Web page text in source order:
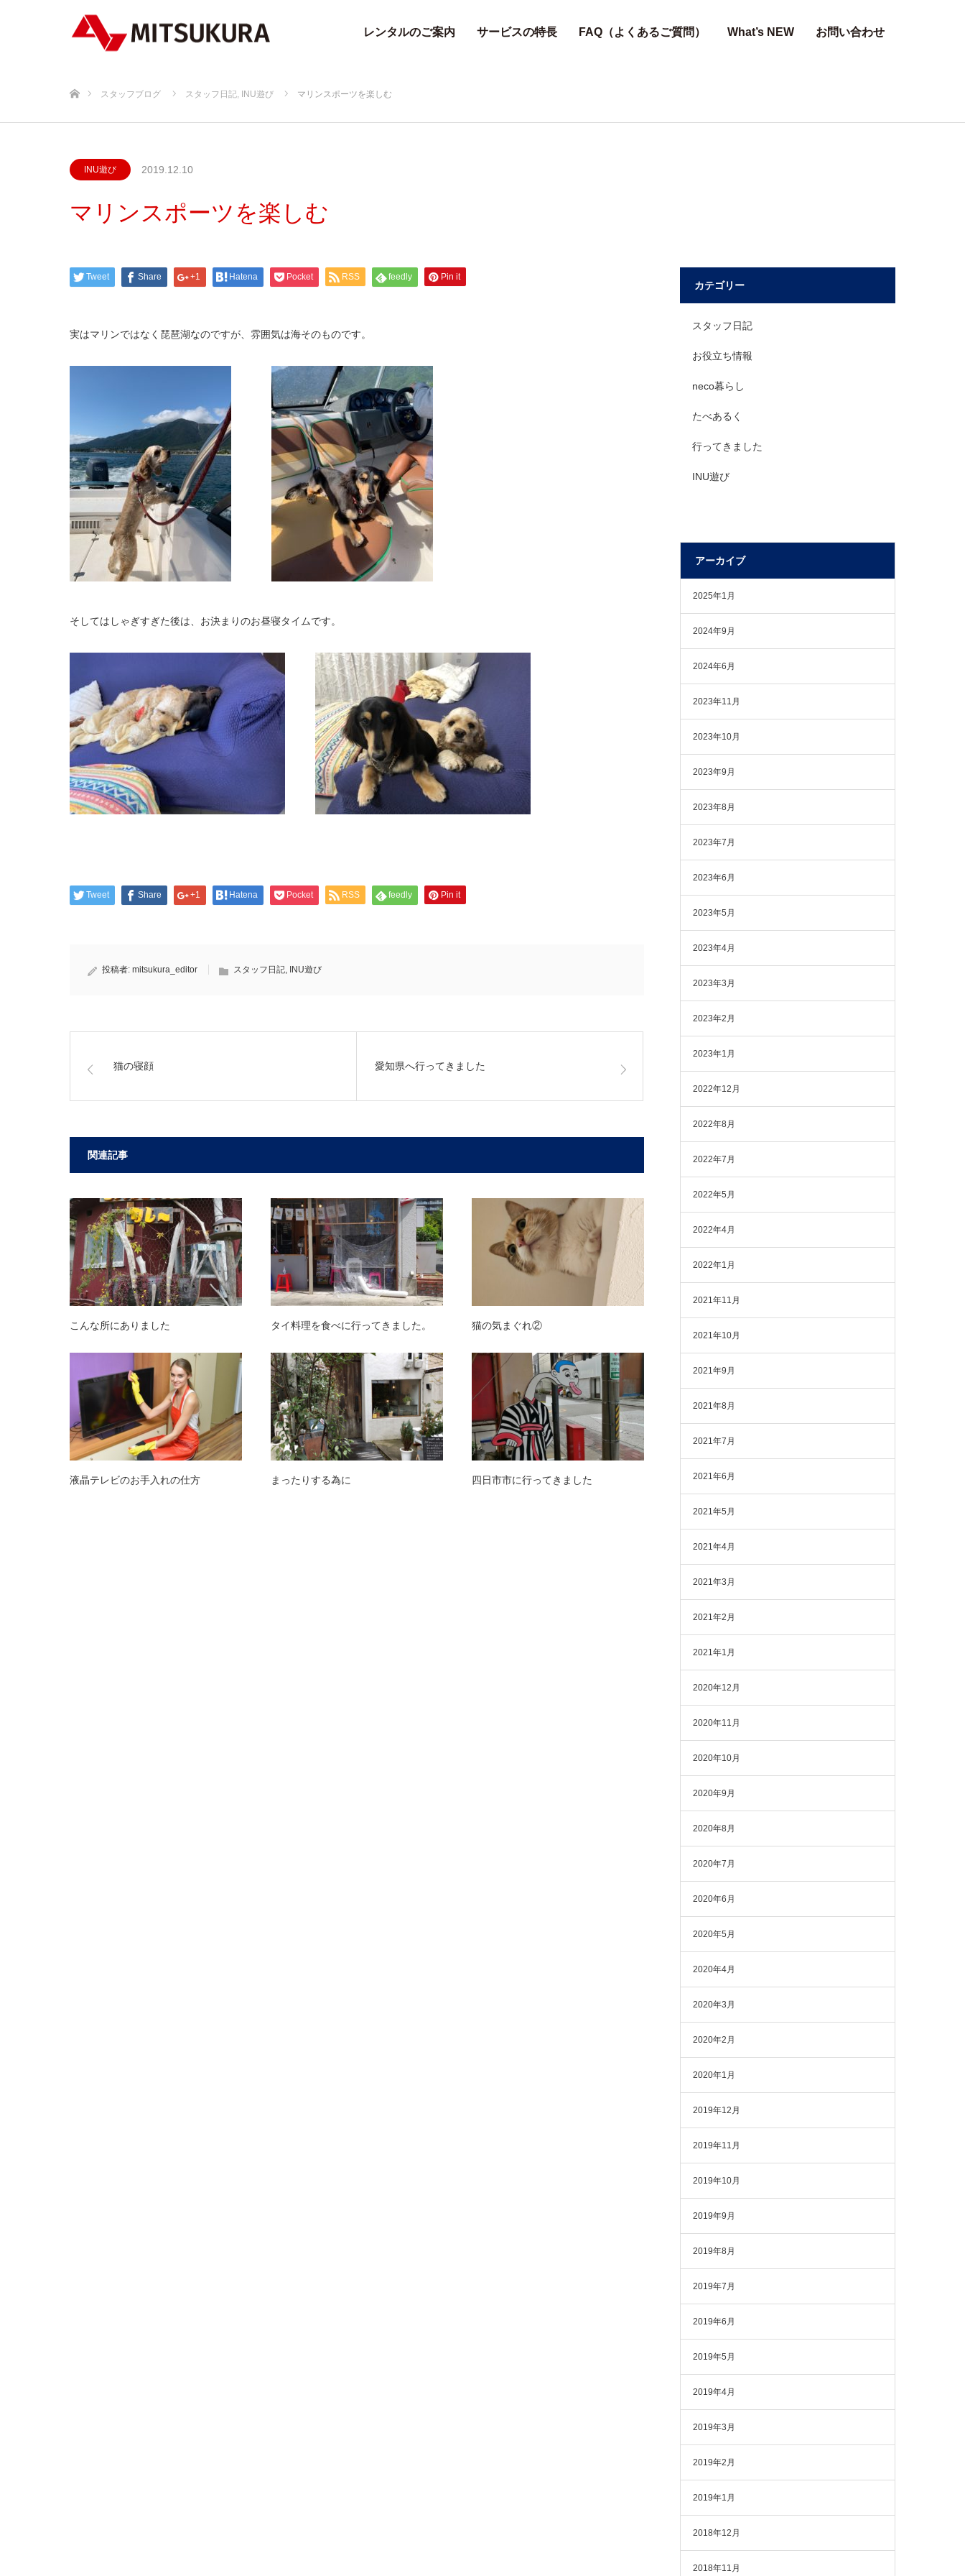
レンタルのご案内 サービスの特長 FAQ（よくあるご質問） What’s NEW お問い合わせ
スタッフブログ スタッフ日記, INU遊び マリンスポーツを楽しむ
INU遊び 2019.12.10
マリンスポーツを楽しむ
Tweet Share +1 Hatena Pocket RSS feedly Pin it
実はマリンではなく琵琶湖なのですが、雰囲気は海そのものです。
そしてはしゃぎすぎた後は、お決まりのお昼寝タイムです。
Tweet Share +1 Hatena Pocket RSS feedly Pin it
投稿者: mitsukura_editor スタッフ日記, INU遊び
猫の寝顔 愛知県へ行ってきました
関連記事
こんな所にありました タイ料理を食べに行ってきました。 猫の気まぐれ②
液晶テレビのお手入れの仕方 まったりする為に 四日市市に行ってきました
カテゴリー
スタッフ日記
お役立ち情報
neco暮らし
たべあるく
行ってきました
INU遊び
アーカイブ
2025年1月
2024年9月
2024年6月
2023年11月
2023年10月
2023年9月
2023年8月
2023年7月
2023年6月
2023年5月
2023年4月
2023年3月
2023年2月
2023年1月
2022年12月
2022年8月
2022年7月
2022年5月
2022年4月
2022年1月
2021年11月
2021年10月
2021年9月
2021年8月
2021年7月
2021年6月
2021年5月
2021年4月
2021年3月
2021年2月
2021年1月
2020年12月
2020年11月
2020年10月
2020年9月
2020年8月
2020年7月
2020年6月
2020年5月
2020年4月
2020年3月
2020年2月
2020年1月
2019年12月
2019年11月
2019年10月
2019年9月
2019年8月
2019年7月
2019年6月
2019年5月
2019年4月
2019年3月
2019年2月
2019年1月
2018年12月
2018年11月